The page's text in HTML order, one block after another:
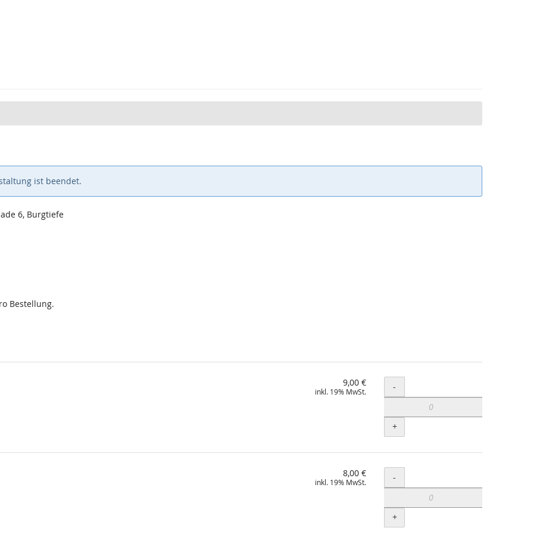
ist beendet.
6, Burgtiefe
Bestellung.
9,00 €
inkl. 19% MwSt. Menge
-
+
8,00 €
inkl. 19% MwSt. Menge
-
+